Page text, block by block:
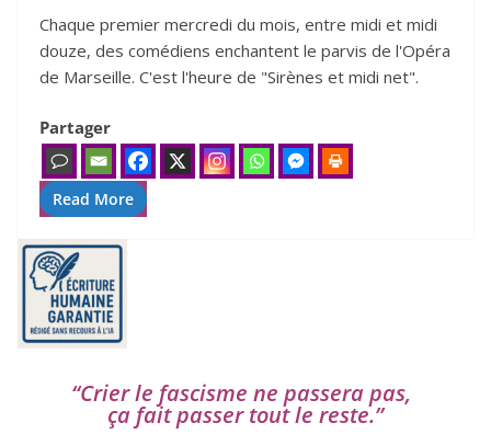
Chaque premier mercredi du mois, entre midi et midi
douze, des comédiens enchantent le parvis de l'Opéra
de Marseille. C'est l'heure de "Sirènes et midi net".
Partager
Read More
“Crier le fas­cisme ne pas­se­ra pas,
ça fait pas­ser tout le reste.”